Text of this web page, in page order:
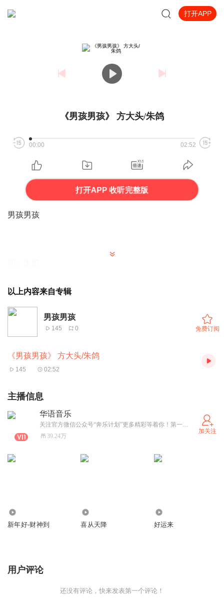
打开APP
《男孩男孩》 方大头/朱鸽
00:00 02:52
打开APP 收听完整版
男孩男孩
曲：朱鸽
演唱：方大头/朱鸽
制作人：朱鸽
和声：朱鸽/方大头
和声编写：朱鸽
录音室：ZG Music Studio
制作团队：朱鸽工作室
以上内容来自专辑
男孩男孩
145 0 免费订阅
《男孩男孩》 方大头/朱鸽
145 02:52
主播信息
华语音乐
关注官方微信公众号“奔乐计划”更多精彩等着你！第一时间发布最新最潮的华语流行音乐，不容错过！
39.24万
加关注
新年好-财神到 喜从天降 好运来
用户评论
还没有评论，快来发表第一个评论！